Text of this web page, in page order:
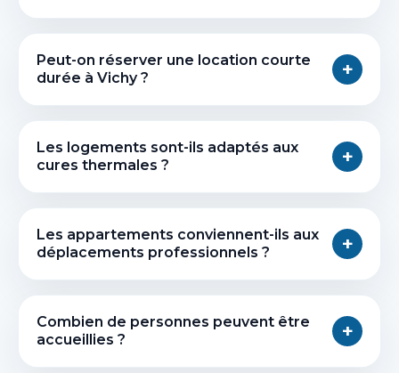
Peut-on réserver une location courte
durée à Vichy ?
+
Les logements sont-ils adaptés aux
cures thermales ?
+
Les appartements conviennent-ils aux
déplacements professionnels ?
+
Combien de personnes peuvent être
accueillies ?
+